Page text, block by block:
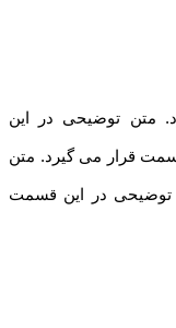
متن توضیحی در این
قرار می گیرد. متن
توضیحی در این قسمت